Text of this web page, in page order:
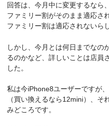
回答は、今月中に変更するなら
ファミリー割がそのまま適応さ
ファミリー割は適応されないら
しかし、今月とは何日までなの
るのかなど、詳しいことは店員
した。
私は今iPhone8ユーザーですが
（買い換えるなら12mini）、
みどころです。